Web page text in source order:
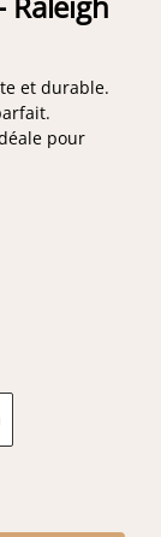
et durable.
pour